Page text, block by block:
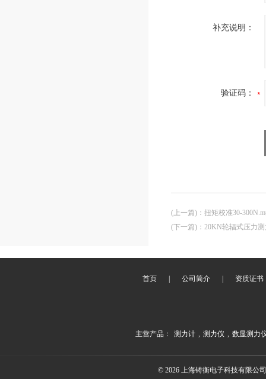
补充说明：
验证码：
(上一篇) ： 扭矩校准30-
(下一篇) ： 20KN轮辐式压力
首页 公司简介 资质证书
主营产品： 测力计 , 测力仪 , 数显测力
© 2026 上海铸衡电子科技有限公